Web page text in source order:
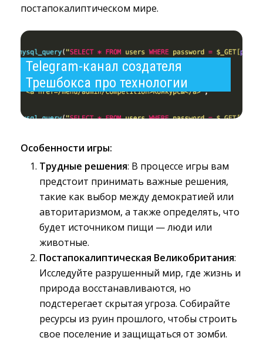
постапокалиптическом мире.
Telegram-канал создателя
Трешбокса про технологии
Особенности игры:
Трудные решения: В процессе игры вам
предстоит принимать важные решения,
такие как выбор между демократией или
авторитаризмом, а также определять, что
будет источником пищи — люди или
животные.
Постапокалиптическая Великобритания:
Исследуйте разрушенный мир, где жизнь и
природа восстанавливаются, но
подстерегает скрытая угроза. Собирайте
ресурсы из руин прошлого, чтобы строить
свое поселение и защищаться от зомби.